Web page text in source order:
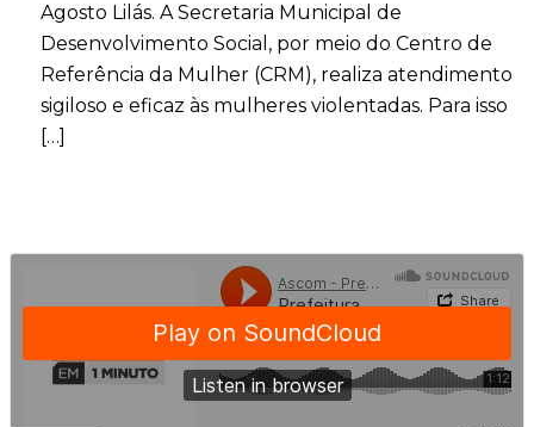
Agosto Lilás. A Secretaria Municipal de
Desenvolvimento Social, por meio do Centro de
Referência da Mulher (CRM), realiza atendimento
sigiloso e eficaz às mulheres violentadas. Para isso
[…]